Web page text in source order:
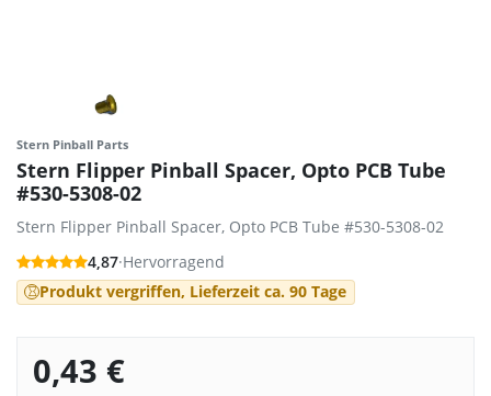
Stern Pinball Parts
Stern Flipper Pinball Spacer, Opto PCB Tube
#530-5308-02
Stern Flipper Pinball Spacer, Opto PCB Tube #530-5308-02
4,87·Hervorragend
Produkt vergriffen, Lieferzeit ca. 90 Tage
0,43 €